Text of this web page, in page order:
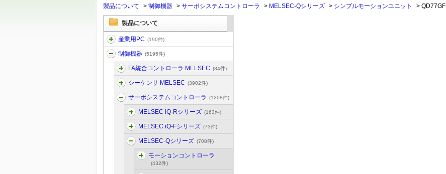
製品について > 制御機器 > サーボシステムコントローラ > MELSEC-Qシリーズ > シンプルモーションユニット > QD77GF
製品について
産業用PC (190件)
制御機器 (5195件)
FA統合コントローラ MELSEC (84件)
シーケンサ MELSEC (3902件)
サーボシステムコントローラ (1208件)
MELSEC iQ-Rシリーズ (163件)
MELSEC iQ-Fシリーズ (73件)
MELSEC-Qシリーズ (708件)
モーションコントローラ
(432件)